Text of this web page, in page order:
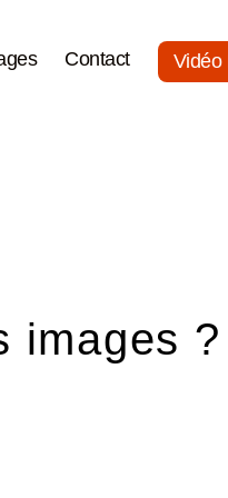
Contact Vidéo
images ?